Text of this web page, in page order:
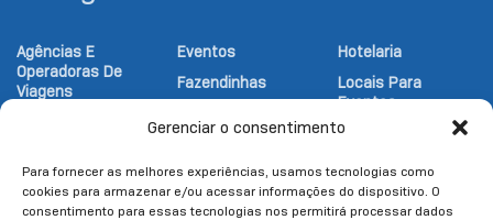
Gerenciar o consentimento
Para fornecer as melhores experiências, usamos tecnologias como
cookies para armazenar e/ou acessar informações do dispositivo. O
consentimento para essas tecnologias nos permitirá processar dados
Agências E
Operadoras De
Viagens
Atrativos
Turísticos
Eventos
Fazendinhas
Gastronômico
Gastronomia
Hipicas
Hotelaria
Locais Para
Eventos
Notícias Turismo
Parques
Pesqueiros